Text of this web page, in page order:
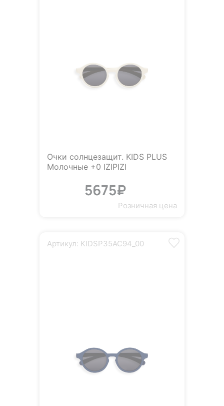
Очки солнцезащит. KIDS PLUS
Молочные +0 IZIPIZI
5675₽
Розничная цена
Артикул: KIDSP35AC94_00